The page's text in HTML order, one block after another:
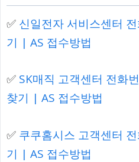
✅ 신일전자 서비스센터
기 | AS 접수방법
✅ SK매직 고객센터 전화
찾기 | AS 접수방법
✅ 쿠쿠홈시스 고객센터
기 | AS 접수방법